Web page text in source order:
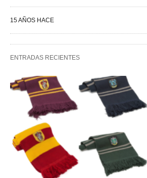
15 AÑOS HACE
ENTRADAS RECIENTES